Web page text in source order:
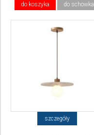
do koszyka do schowka
szczegóły